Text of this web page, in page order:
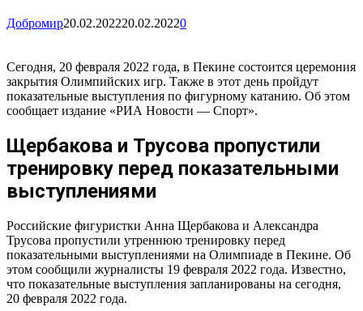
Добромир20.02.202220.02.20220
Сегодня, 20 февраля 2022 года, в Пекине состоится церемония
закрытия Олимпийских игр. Также в этот день пройдут
показательные выступления по фигурному катанию. Об этом
сообщает издание «РИА Новости — Спорт».
Щербакова и Трусова пропустили
тренировку перед показательными
выступлениями
Российские фигуристки Анна Щербакова и Александра
Трусова пропустили утреннюю тренировку перед
показательными выступлениями на Олимпиаде в Пекине. Об
этом сообщили журналисты 19 февраля 2022 года. Известно,
что показательные выступления запланированы на сегодня,
20 февраля 2022 года.